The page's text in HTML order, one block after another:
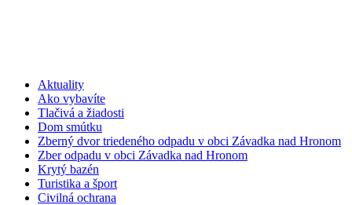
Aktuality
Ako vybavíte
Tlačivá a žiadosti
Dom smútku
Zberný dvor triedeného odpadu v obci Závadka nad Hronom
Zber odpadu v obci Závadka nad Hronom
Krytý bazén
Turistika a šport
Civilná ochrana